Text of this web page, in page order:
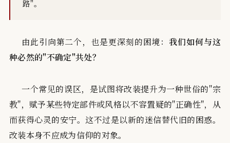
路"。
由此引向第二个，也是更深刻的困境：我们如何与这
种必然的"不确定"共处？
一个常见的误区，是试图将改装提升为一种世俗的"宗
教"，赋予某些特定部件或风格以不容置疑的"正确性"，从
而获得心灵的安宁。这不过是以新的迷信替代旧的困惑。
改装本身不应成为信仰的对象。